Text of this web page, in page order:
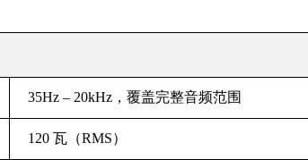
35Hz – 20kHz，覆盖完整音频范围
120 瓦（RMS）